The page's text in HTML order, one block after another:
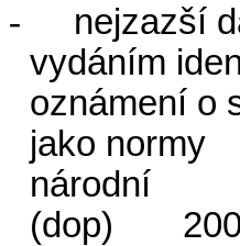
-
nejzazší
vydáním
oznámení o
jako normy
národní
(dop)